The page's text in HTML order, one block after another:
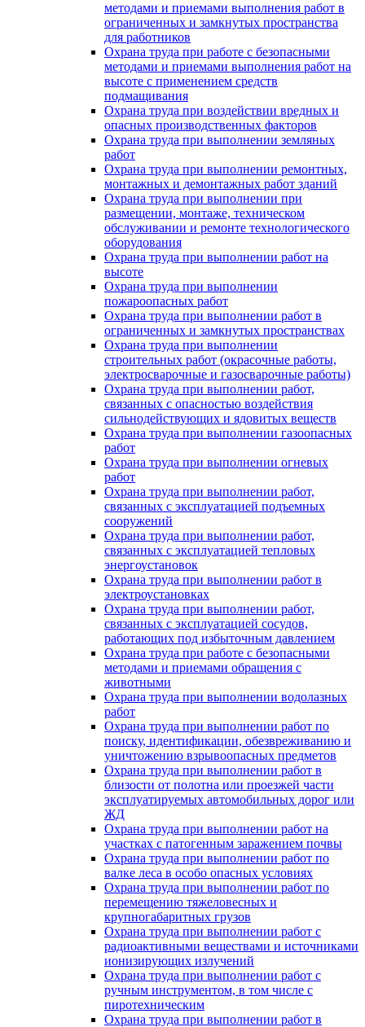
методами и приемами выполнения работ в
ограниченных и замкнутых пространства
для работников
Охрана труда при работе с безопасными
методами и приемами выполнения работ на
высоте с применением средств
подмащивания
Охрана труда при воздействии вредных и
опасных производственных факторов
Охрана труда при выполнении земляных
работ
Охрана труда при выполнении ремонтных,
монтажных и демонтажных работ зданий
Охрана труда при выполнении при
размещении, монтаже, техническом
обслуживании и ремонте технологического
оборудования
Охрана труда при выполнении работ на
высоте
Охрана труда при выполнении
пожароопасных работ
Охрана труда при выполнении работ в
ограниченных и замкнутых пространствах
Охрана труда при выполнении
строительных работ (окрасочные работы,
электросварочные и газосварочные работы)
Охрана труда при выполнении работ,
связанных с опасностью воздействия
сильнодействующих и ядовитых веществ
Охрана труда при выполнении газоопасных
работ
Охрана труда при выполнении огневых
работ
Охрана труда при выполнении работ,
связанных с эксплуатацией подъемных
сооружений
Охрана труда при выполнении работ,
связанных с эксплуатацией тепловых
энергоустановок
Охрана труда при выполнении работ в
электроустановках
Охрана труда при выполнении работ,
связанных с эксплуатацией сосудов,
работающих под избыточным давлением
Охрана труда при работе с безопасными
методами и приемами обращения с
животными
Охрана труда при выполнении водолазных
работ
Охрана труда при выполнении работ по
поиску, идентификации, обезвреживанию и
уничтожению взрывоопасных предметов
Охрана труда при выполнении работ в
близости от полотна или проезжей части
эксплуатируемых автомобильных дорог или
ЖД
Охрана труда при выполнении работ на
участках с патогенным заражением почвы
Охрана труда при выполнении работ по
валке леса в особо опасных условиях
Охрана труда при выполнении работ по
перемещению тяжеловесных и
крупногабаритных грузов
Охрана труда при выполнении работ с
радиоактивными веществами и источниками
ионизирующих излучений
Охрана труда при выполнении работ с
ручным инструментом, в том числе с
пиротехническим
Охрана труда при выполнении работ в